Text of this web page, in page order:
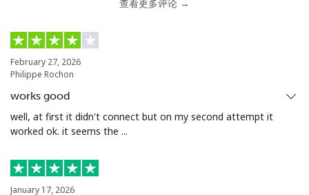
查看更多评论 →
February 27, 2026
Philippe Rochon
works good
well, at first it didn't connect but on my second attempt it
worked ok. it seems the ...
January 17, 2026